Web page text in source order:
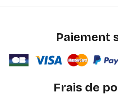
Paiement
Frais de